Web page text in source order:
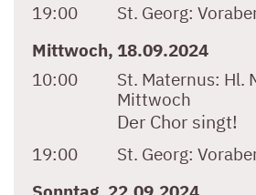
19:00
St. Georg:
Mittwoch, 18.09.2024
10:00
St. Maternus: Hl.
Mittwoch
Der Chor singt!
19:00 St. Georg: